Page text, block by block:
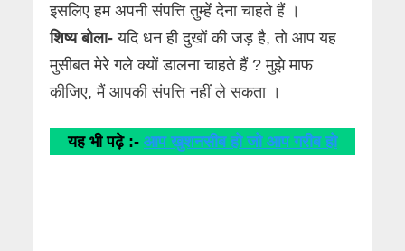
इसलिए हम अपनी संपत्ति तुम्हें देना चाहते हैं ।
शिष्य बोला- यदि धन ही दुखों की जड़ है, तो आप यह
मुसीबत मेरे गले क्यों डालना चाहते हैं ? मुझे माफ
कीजिए, मैं आपकी संपत्ति नहीं ले सकता ।
यह भी पढ़े :- आप खुशनसीब हो जो आप गरीब हो